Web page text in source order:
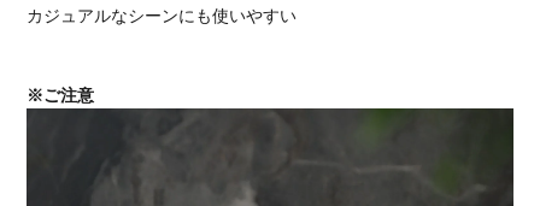
カジュアルなシーンにも使いやすい
※ご注意